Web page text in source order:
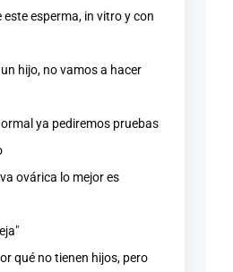
este esperma, in vitro y con
hijo, no vamos a hacer
ya pediremos pruebas
ovárica lo mejor es
qué no tienen hijos, pero